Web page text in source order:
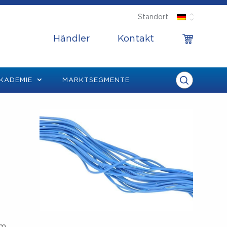
Standort
Händler Kontakt
MARKTSEGMENTE